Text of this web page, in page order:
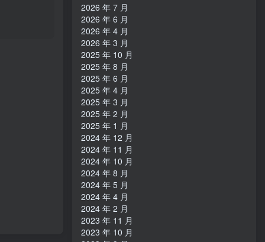
2026 年 7 月
2026 年 6 月
2026 年 4 月
2026 年 3 月
2025 年 10 月
2025 年 8 月
2025 年 6 月
2025 年 4 月
2025 年 3 月
2025 年 2 月
2025 年 1 月
2024 年 12 月
2024 年 11 月
2024 年 10 月
2024 年 8 月
2024 年 5 月
2024 年 4 月
2024 年 2 月
2023 年 11 月
2023 年 10 月